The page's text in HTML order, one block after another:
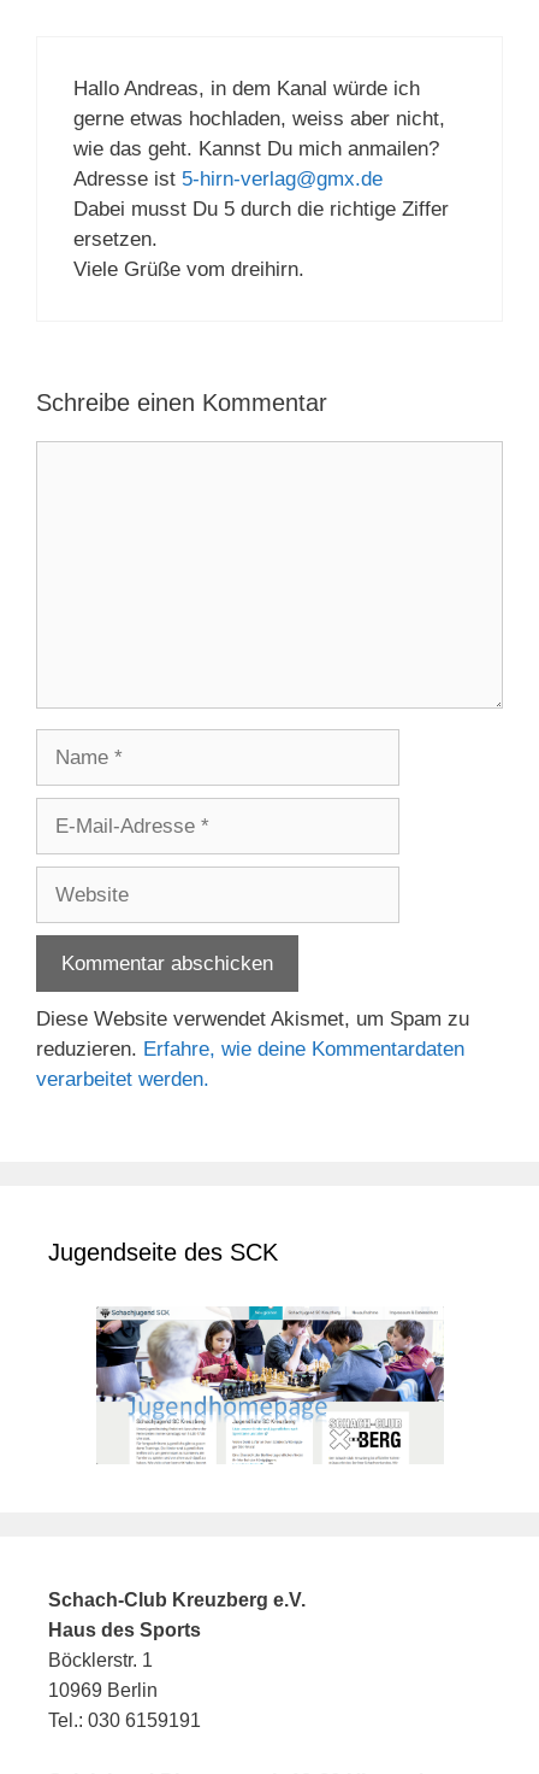
Hallo Andreas, in dem Kanal würde ich
gerne etwas hochladen, weiss aber nicht,
wie das geht. Kannst Du mich anmailen?
Adresse ist 5-hirn-verlag@gmx.de
Dabei musst Du 5 durch die richtige Ziffer
ersetzen.
Viele Grüße vom dreihirn.
Schreibe einen Kommentar
Adresse
Diese Website verwendet Akismet, um Spam zu
reduzieren. Erfahre, wie deine Kommentardaten
verarbeitet werden.
Jugendseite des SCK
Schach-Club Kreuzberg e.V.
Haus des Sports
Böcklerstr. 1
10969 Berlin
Tel.: 030 6159191